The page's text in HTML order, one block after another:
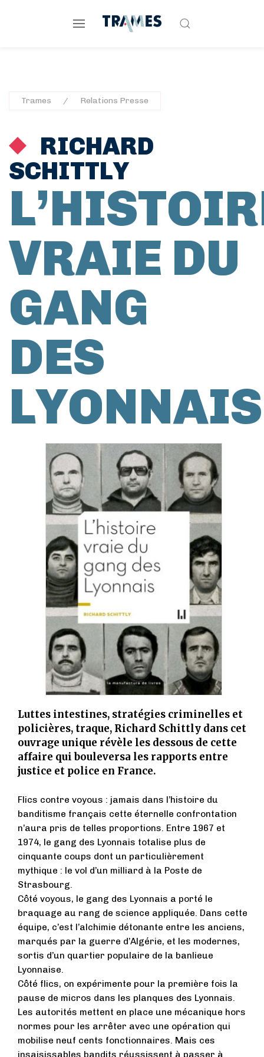
Trames Relations Presse
RICHARD
SCHITTLY
VRAIE DU
GANG
DES
LYONNAIS
Luttes intestines, stratégies criminelles et
policières, traque, Richard Schittly dans cet
ouvrage unique révèle les dessous de cette
affaire qui bouleversa les rapports entre
justice et police en France.
Flics contre voyous : jamais dans l’histoire du
banditisme français cette éternelle confrontation
n’aura pris de telles proportions. Entre 1967 et
1974, le gang des Lyonnais totalise plus de
cinquante coups dont un particulièrement
mythique : le vol d’un milliard à la Poste de
Strasbourg.
Côté voyous, le gang des Lyonnais a porté le
braquage au rang de science appliquée. Dans cette
équipe, c’est l’alchimie détonante entre les anciens,
marqués par la guerre d’Algérie, et les modernes,
sortis d’un quartier populaire de la banlieue
Lyonnaise.
Côté flics, on expérimente pour la première fois la
pause de micros dans les planques des Lyonnais.
Les autorités mettent en place une mécanique hors
normes pour les arrêter avec une opération qui
mobilise neuf cents fonctionnaires. Mais ces
insaisissables bandits réussissent à passer à